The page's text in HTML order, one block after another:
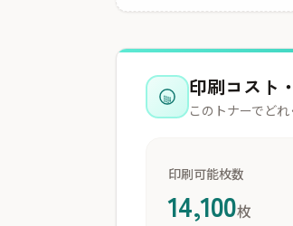
印刷コスト
このトナーでど
印刷可能枚数
14,100枚